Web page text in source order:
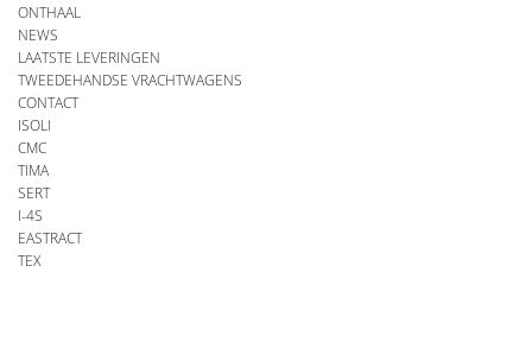
ONTHAAL
NEWS
LAATSTE LEVERINGEN
TWEEDEHANDSE VRACHTWAGENS
CONTACT
ISOLI
CMC
TIMA
SERT
I-4S
EASTRACT
TEX